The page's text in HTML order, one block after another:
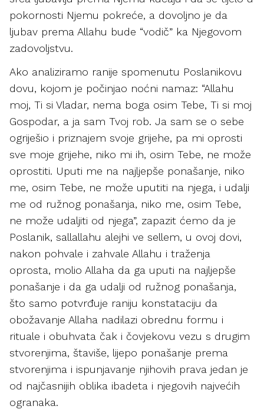
pokornosti Njemu pokreće, a dovoljno je da
ljubav prema Allahu bude “vodič” ka Njegovom
zadovoljstvu.
Ako analiziramo ranije spomenutu Poslanikovu
dovu, kojom je počinjao noćni namaz: “Allahu
moj, Ti si Vladar, nema boga osim Tebe, Ti si moj
Gospodar, a ja sam Tvoj rob. Ja sam se o sebe
ogriješio i priznajem svoje grijehe, pa mi oprosti
sve moje grijehe, niko mi ih, osim Tebe, ne može
oprostiti. Uputi me na najljepše ponašanje, niko
me, osim Tebe, ne može uputiti na njega, i udalji
me od ružnog ponašanja, niko me, osim Tebe,
ne može udaljiti od njega”, zapazit ćemo da je
Poslanik, sallallahu alejhi ve sellem, u ovoj dovi,
nakon pohvale i zahvale Allahu i traženja
oprosta, molio Allaha da ga uputi na najljepše
ponašanje i da ga udalji od ružnog ponašanja,
što samo potvrđuje raniju konstataciju da
obožavanje Allaha nadilazi obrednu formu i
rituale i obuhvata čak i čovjekovu vezu s drugim
stvorenjima, štaviše, lijepo ponašanje prema
stvorenjima i ispunjavanje njihovih prava jedan je
od najčasnijih oblika ibadeta i njegovih najvećih
ogranaka.